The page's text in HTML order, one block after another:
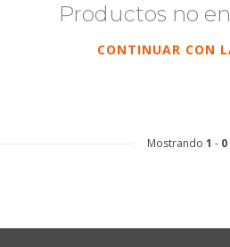
Productos no
CONTINUAR CON
Mostrando 1 - 0